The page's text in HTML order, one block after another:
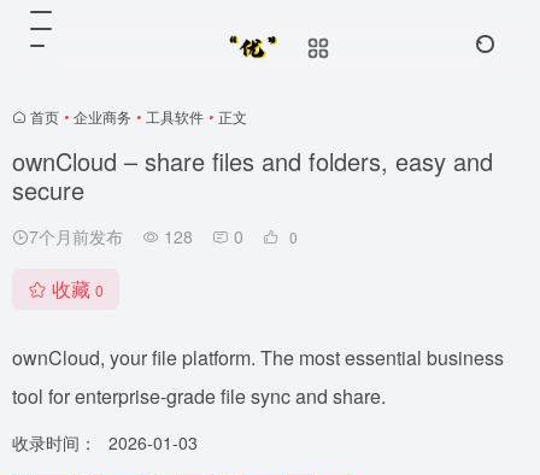
首页 • 企业商务 • 工具软件 • 正文
ownCloud – share files and folders, easy and
secure
7个月前发布 128 0 0
收藏 0
ownCloud, your file platform. The most essential business
tool for enterprise-grade file sync and share.
收录时间：
2026-01-03